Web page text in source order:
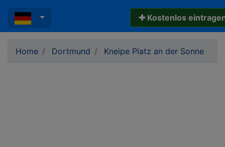
✚ Kostenlos
Home Dortmund Kneipe Platz an der Sonne